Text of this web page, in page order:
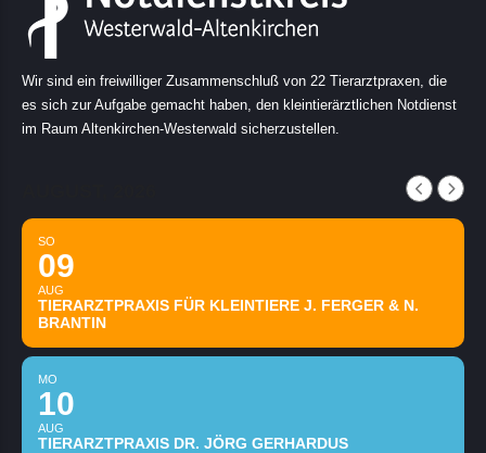
Wir sind ein freiwilliger Zusammenschluß von 22 Tierarztpraxen, die
es sich zur Aufgabe gemacht haben, den kleintierärztlichen Notdienst
im Raum Altenkirchen-Westerwald sicherzustellen.
SO
09
AUG
TIERARZTPRAXIS FÜR KLEINTIERE J. FERGER & N.
BRANTIN
MO
10
AUG
TIERARZTPRAXIS DR. JÖRG GERHARDUS